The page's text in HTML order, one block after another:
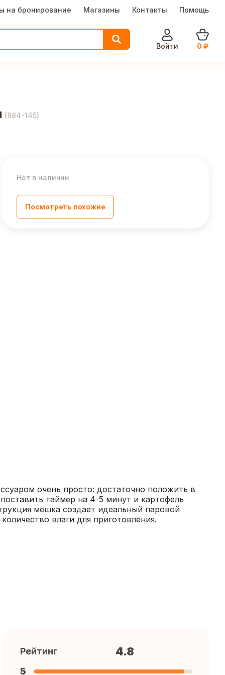
на бронирование Магазины Контакты Помощь
Войти
0 ₽
(884-145)
Нет в наличии
Посмотреть похожие
очень просто: достаточно положить в
таймер на 4-5 минут и картофель
мешка создает идеальный паровой
влаги для приготовления.
Рейтинг 4.8
5